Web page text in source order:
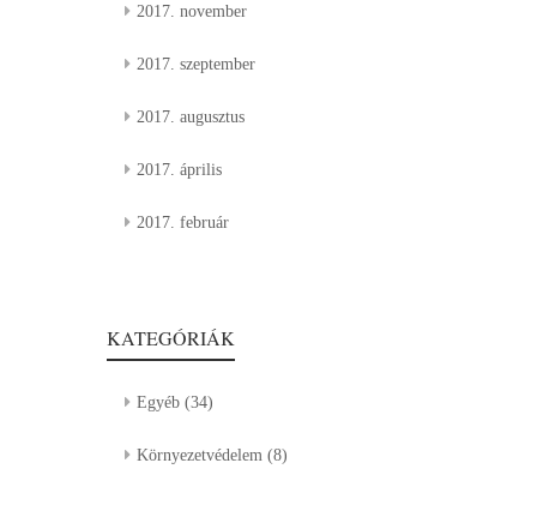
2017. november
2017. szeptember
2017. augusztus
2017. április
2017. február
KATEGÓRIÁK
Egyéb (34)
Környezetvédelem (8)